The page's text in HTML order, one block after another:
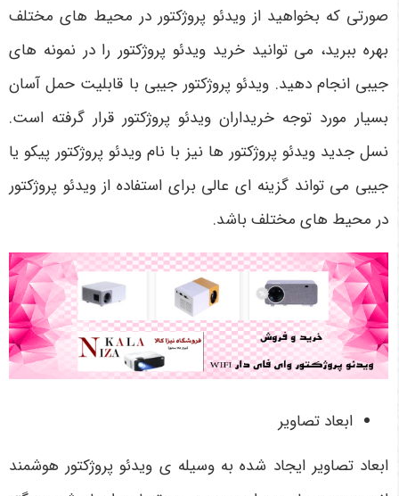
صورتی که بخواهید از ویدئو پروژکتور در محیط های مختلف
بهره ببرید، می توانید خرید ویدئو پروژکتور را در نمونه های
جیبی انجام دهید. ویدئو پروژکتور جیبی با قابلیت حمل آسان
بسیار مورد توجه خریداران ویدئو پروژکتور قرار گرفته است.
نسل جدید ویدئو پروژکتور ها نیز با نام ویدئو پروژکتور پیکو یا
جیبی می تواند گزینه ای عالی برای استفاده از ویدئو پروژکتور
در محیط های مختلف باشد.
ابعاد تصاویر
ابعاد تصاویر ایجاد شده به وسیله ی ویدئو پروژکتور هوشمند